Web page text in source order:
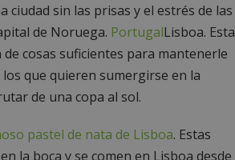
ciudad sin las prisas y el estrés de las
de Noruega. PortugalLisboa. Esta
cosas suficientes para mantenerle
que quieren sumergirse en la
de una copa al sol.
pastel de nata de Lisboa. Estas
la boca y se comen en Lisboa desde